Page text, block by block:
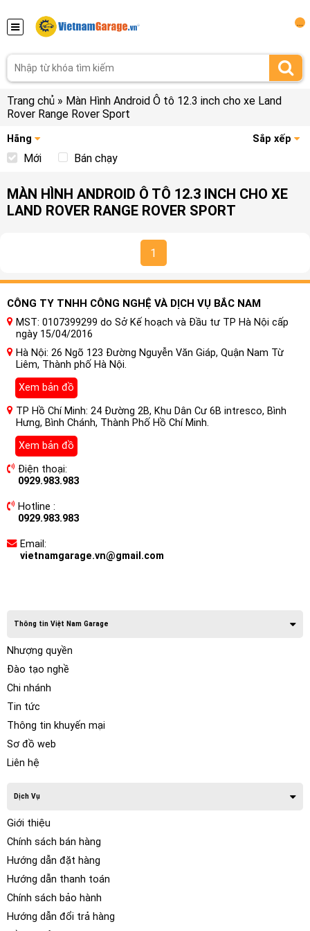
Trang chủ » Màn Hình Android Ô tô 12.3 inch cho xe Land
Rover Range Rover Sport
Hãng Sắp xếp
Mới Bán chạy
MÀN HÌNH ANDROID Ô TÔ 12.3 INCH CHO XE
LAND ROVER RANGE ROVER SPORT
1
CÔNG TY TNHH CÔNG NGHỆ VÀ DỊCH VỤ BẮC NAM
MST: 0107399299 do Sở Kế hoạch và Đầu tư TP Hà Nội cấp
ngày 15/04/2016
Hà Nội: 26 Ngõ 123 Đường Nguyễn Văn Giáp, Quận Nam Từ
Liêm, Thành phố Hà Nội.
Xem bản đồ
TP Hồ Chí Minh: 24 Đường 2B, Khu Dân Cư 6B intresco, Bình
Hưng, Bình Chánh, Thành Phố Hồ Chí Minh.
Xem bản đồ
Điện thoại:
0929.983.983
Hotline :
0929.983.983
Email:
vietnamgarage.vn@gmail.com
Thông tin Việt Nam Garage
Nhượng quyền
Đào tạo nghề
Chi nhánh
Tin tức
Thông tin khuyến mại
Sơ đồ web
Liên hệ
Dịch Vụ
Giới thiệu
Chính sách bán hàng
Hướng dẫn đặt hàng
Hướng dẫn thanh toán
Chính sách bảo hành
Hướng dẫn đổi trả hàng